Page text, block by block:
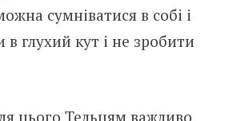
сумніватися в собі і
глухий кут і не зробити
цього Тельцям важливо